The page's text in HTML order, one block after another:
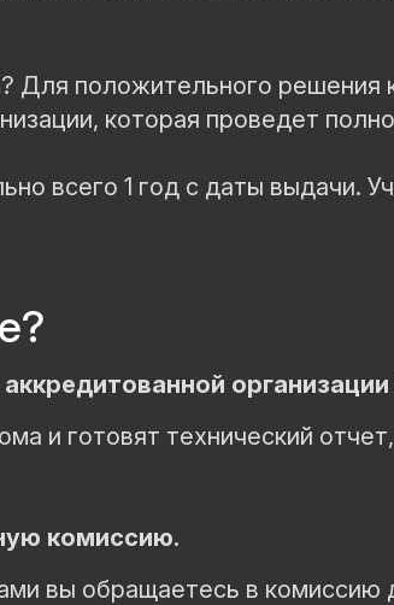
Для положительного решения
которая проведет
всего 1 год с даты выдачи.
и готовят технический
комиссию.
вы обращаетесь в комиссию